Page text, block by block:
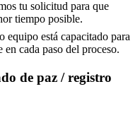
tu solicitud para que
tiempo posible.
equipo está capacitado para
cada paso del proceso.
de paz / registro